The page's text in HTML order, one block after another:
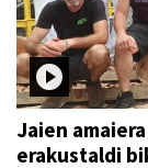
Jaien
erakustaldi